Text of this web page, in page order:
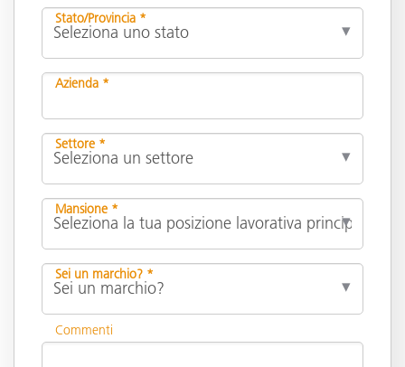
Stato/Provincia *
Azienda *
Settore *
Mansione *
Sei un marchio? *
Commenti